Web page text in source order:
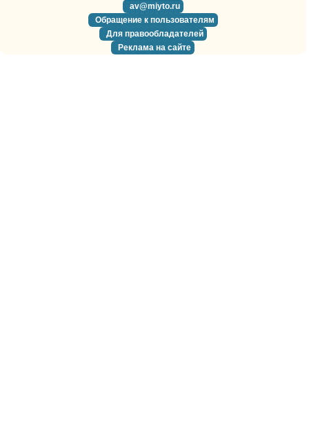
av@miyto.ru
Обращение к пользователям
Для правообладателей
Реклама на сайте